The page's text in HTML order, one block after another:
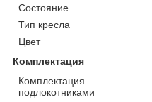
Состояние
Тип кресла
Цвет
Комплектация
Комплектация
подлокотниками